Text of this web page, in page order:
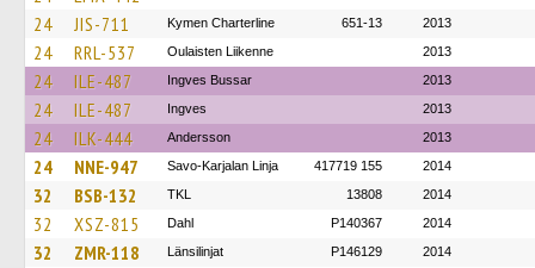
24 JIS-711 Kymen Charterline 651-13 2013
24 RRL-537 Oulaisten Liikenne 2013
24 ILE-487 Ingves Bussar 2013
24 ILE-487 Ingves 2013
24 ILK-444 Andersson 2013
24 NNE-947 Savo-Karjalan Linja 417719 155 2014
32 BSB-132 TKL 13808 2014
32 XSZ-815 Dahl P140367 2014
32 ZMR-118 Länsilinjat P146129 2014